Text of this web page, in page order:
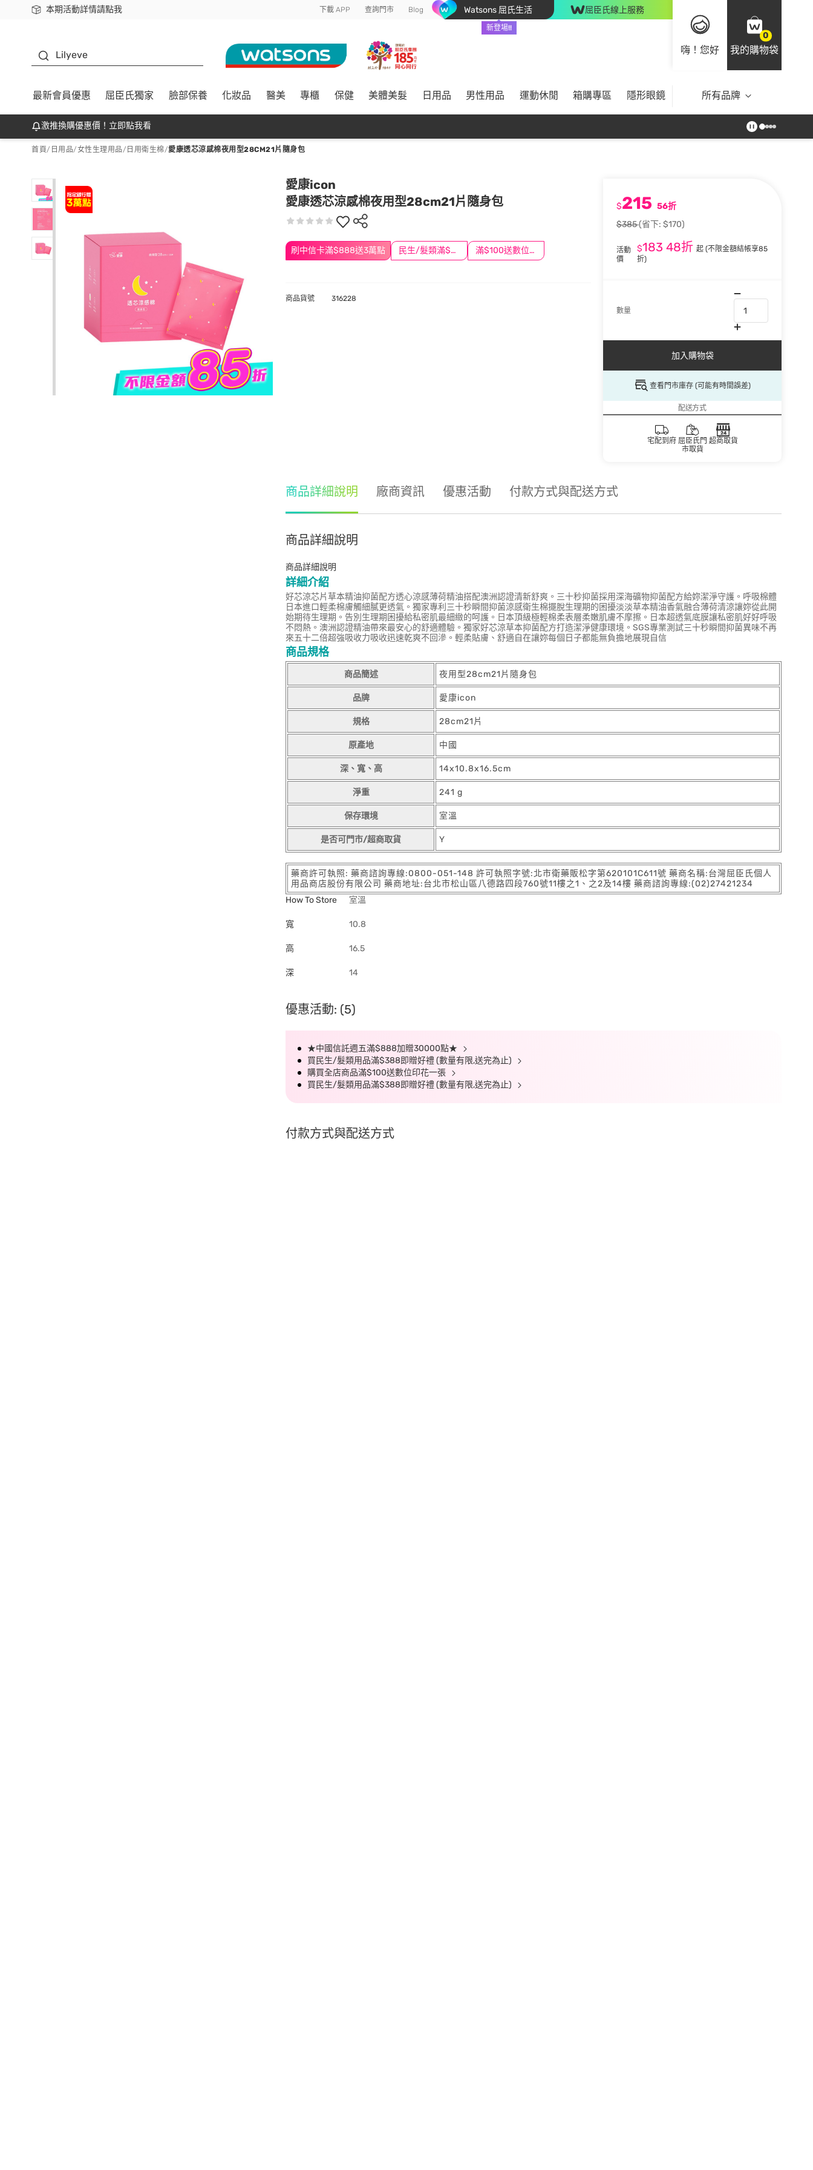
本期活動詳情請點我
下載app最高回饋$350 下載 APP 查詢門市 Blog Watsons 屈氏生活
新登場!!
屈臣氏線上服務
嗨！您好
0
我的購物袋
Lilyeve
最新會員優惠 屈臣氏獨家 臉部保養 化妝品 醫美 專櫃 保健 美體美髮 日用品 男性用品 運動休閒 箱購專區 隱形眼鏡 所有品牌
激推換購優惠價！立即點我看
首頁/ 日用品/女性生理用品/ 日用衛生棉/愛康透芯涼感棉夜用型28CM21片隨身包
愛康icon
愛康透芯涼感棉夜用型28cm21片隨身包
刷中信卡滿$888送3萬點 民生/髮類滿$388送舒潔冰巾 滿$100送數位印花
$215 56折
$385(省下: $170)
活動
價
$183 48折 起 (不限金額結帳享85
折)
數量
加入購物袋
查看門市庫存 (可能有時間誤差)
配送方式
宅配到府 屈臣氏門
市取貨
超商取貨
商品貨號 316228
商品詳細說明 廠商資訊 優惠活動 付款方式與配送方式
商品詳細說明
商品詳細說明
詳細介紹
好芯涼芯片草本精油抑菌配方透心涼感薄荷精油搭配澳洲認證清新舒爽。三十秒抑菌採用深海礦物抑菌配方給妳潔淨守護。呼吸棉體
日本進口輕柔棉膚觸細膩更透氣。獨家專利三十秒瞬間抑菌涼感衛生棉擺脫生理期的困擾淡淡草本精油香氣融合薄荷清涼讓妳從此開
始期待生理期。告別生理期困擾給私密肌最細緻的呵護。日本頂級極輕棉柔表層柔嫩肌膚不摩擦。日本超透氣底膜讓私密肌好好呼吸
不悶熱。澳洲認證精油帶來最安心的舒適體驗。獨家好芯涼草本抑菌配方打造潔淨健康環境。SGS專業測試三十秒瞬間抑菌異味不再
來五十二倍超強吸收力吸收迅速乾爽不回滲。輕柔貼膚、舒適自在讓妳每個日子都能無負擔地展現自信
商品規格
商品簡述 夜用型28cm21片隨身包
品牌 愛康icon
規格 28cm21片
原產地 中國
深、寬、高 14x10.8x16.5cm
淨重 241 g
保存環境 室溫
是否可門市/超商取貨 Y
藥商許可執照: 藥商諮詢專線:0800-051-148 許可執照字號:北市衛藥販松字第620101C611號 藥商名稱:台灣屈臣氏個人
用品商店股份有限公司 藥商地址:台北市松山區八德路四段760號11樓之1、之2及14樓 藥商諮詢專線:(02)27421234
How To Store
室溫
寬 10.8
高 16.5
深 14
優惠活動: (5)
★中國信託週五滿$888加贈30000點★
買民生/髮類用品滿$388即贈好禮 (數量有限,送完為止)
購買全店商品滿$100送數位印花一張
買民生/髮類用品滿$388即贈好禮 (數量有限,送完為止)
付款方式與配送方式